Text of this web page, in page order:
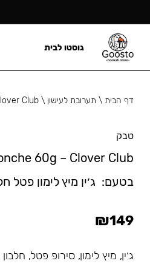
דף הבית\ תערובת לעישון \
Club
טבק
60g – Clover Club
בטעם: ⁠ג׳ין מיץ לימון פטל
₪149
⁠ג׳ין, מיץ לימון, סירופ פטל,
גוסטו לבית